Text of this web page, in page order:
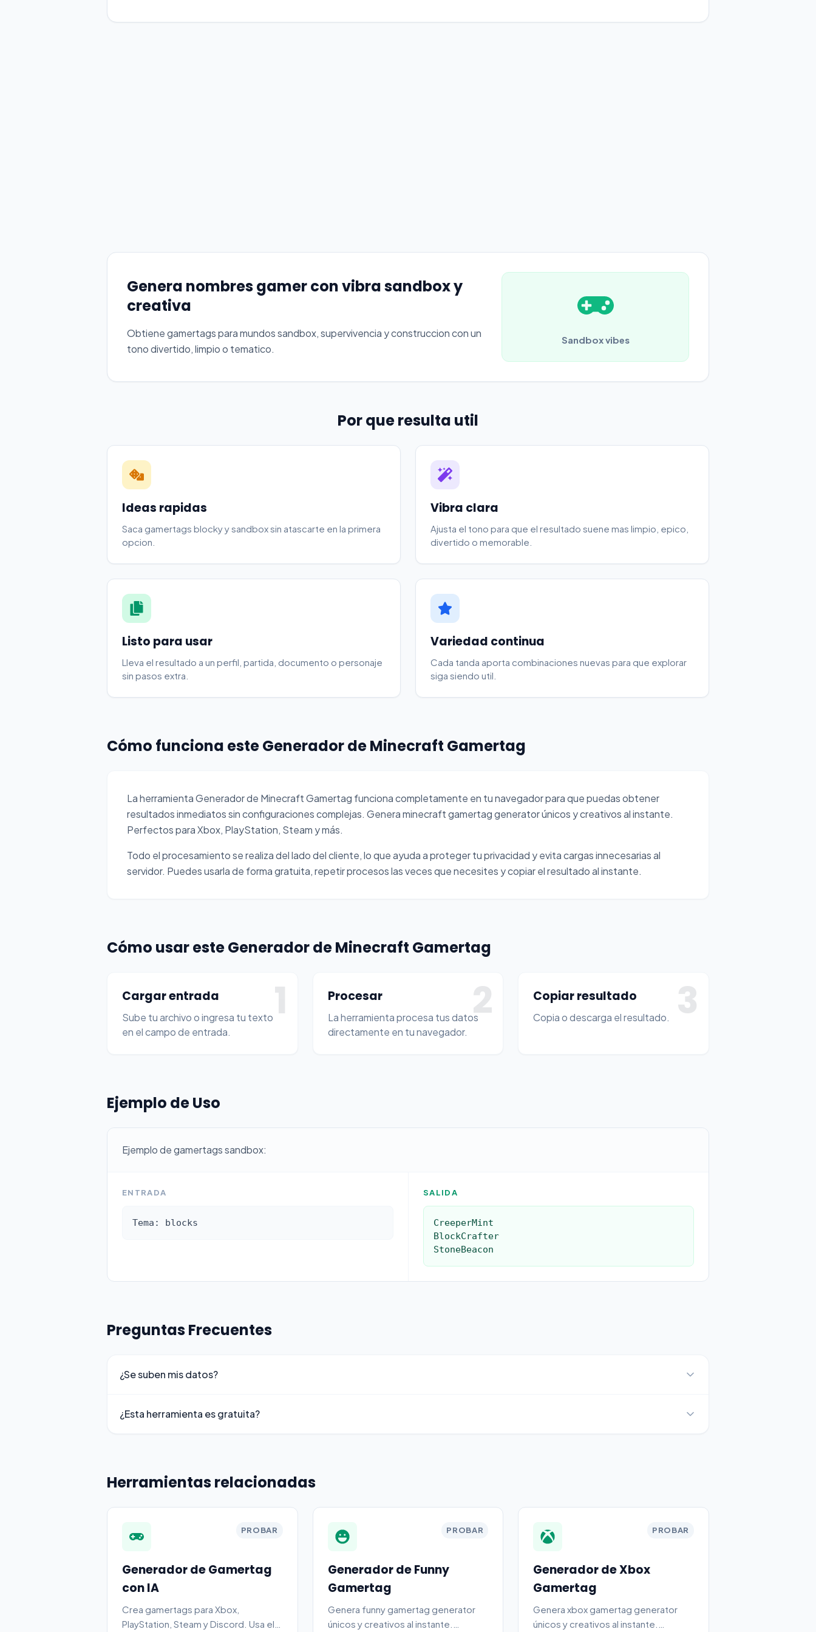
Genera nombres gamer con vibra sandbox y
creativa
Obtiene gamertags para mundos sandbox, supervivencia y construccion con un
tono divertido, limpio o tematico.
Sandbox vibes
Por que resulta util
Ideas rapidas
Saca gamertags blocky y sandbox sin atascarte en la primera
opcion.
Vibra clara
Ajusta el tono para que el resultado suene mas limpio, epico,
divertido o memorable.
Listo para usar
Lleva el resultado a un perfil, partida, documento o personaje
sin pasos extra.
Variedad continua
Cada tanda aporta combinaciones nuevas para que explorar
siga siendo util.
Cómo funciona este Generador de Minecraft Gamertag
La herramienta Generador de Minecraft Gamertag funciona completamente en tu navegador para que puedas obtener
resultados inmediatos sin configuraciones complejas. Genera minecraft gamertag generator únicos y creativos al instante.
Perfectos para Xbox, PlayStation, Steam y más.
Todo el procesamiento se realiza del lado del cliente, lo que ayuda a proteger tu privacidad y evita cargas innecesarias al
servidor. Puedes usarla de forma gratuita, repetir procesos las veces que necesites y copiar el resultado al instante.
Cómo usar este Generador de Minecraft Gamertag
1
Cargar entrada
Sube tu archivo o ingresa tu texto
en el campo de entrada.
2
Procesar
La herramienta procesa tus datos
directamente en tu navegador.
3
Copiar resultado
Copia o descarga el resultado.
Ejemplo de Uso
Ejemplo de gamertags sandbox:
ENTRADA
Tema: blocks
SALIDA
CreeperMint
BlockCrafter
StoneBeacon
Preguntas Frecuentes
¿Se suben mis datos?
¿Esta herramienta es gratuita?
Herramientas relacionadas
PROBAR
Generador de Gamertag
con IA
Crea gamertags para Xbox,
PlayStation, Steam y Discord. Usa el
PROBAR
Generador de Funny
Gamertag
Genera funny gamertag generator
únicos y creativos al instante.
PROBAR
Generador de Xbox
Gamertag
Genera xbox gamertag generator
únicos y creativos al instante.